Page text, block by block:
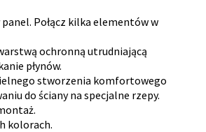
Połącz kilka elementów w
ochronną utrudniającą
płynów.
stworzenia komfortowego
do ściany na specjalne rzepy.
kolorach.